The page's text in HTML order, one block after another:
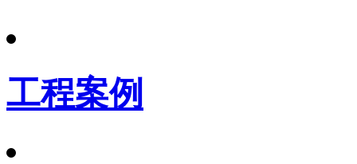
工程案例